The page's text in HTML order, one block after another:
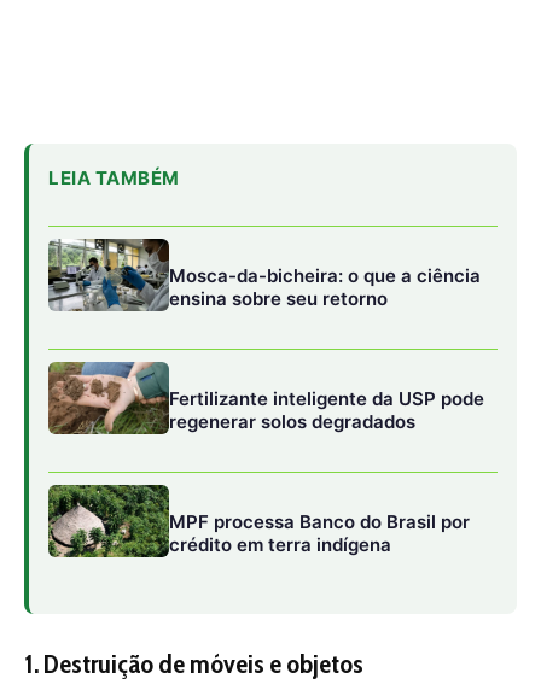
1. Destruição de móveis e objetos
cadeiras, cortinas e até portas. Embora arranhar seja
natural para manter as unhas afiadas e demarcar
território, quando feito de forma exagerada pode indicar
busca sempre os móveis da casa, provavelmente precisa
de mais recursos para gastar energia.
2. Miados excessivos e fora de hora
Gatos se comunicam por meio de miados, mas quando